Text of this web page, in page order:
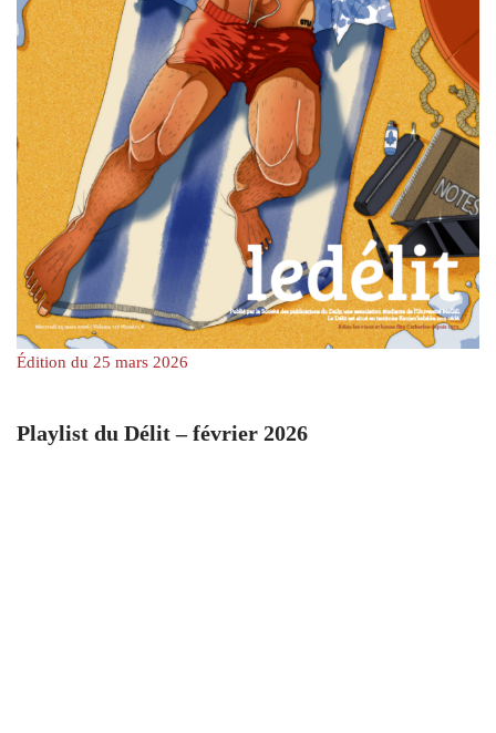
Édition du 25 mars 2026
Playlist du Délit – février 2026